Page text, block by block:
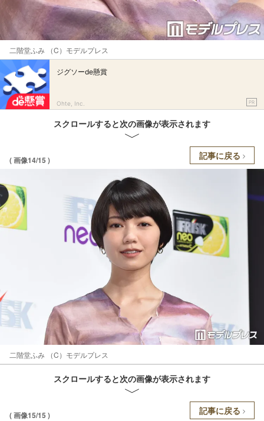
二階堂ふみ （C）モデルプレス
ジグソーde懸賞
Ohte, Inc. PR
スクロールすると次の画像が表示されます
( 画像14/15 ) 記事に戻る
二階堂ふみ （C）モデルプレス
スクロールすると次の画像が表示されます
( 画像15/15 ) 記事に戻る